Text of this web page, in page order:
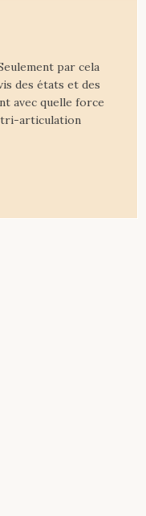
par cela
des états et des
avec quelle force
tri-articulation